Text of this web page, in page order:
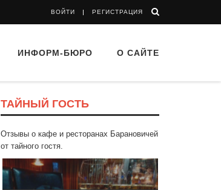
ВОЙТИ РЕГИСТРАЦИЯ
ИНФОРМ-БЮРО О САЙТЕ
ТАЙНЫЙ ГОСТЬ
Отзывы о кафе и ресторанах Барановичей
от тайного гостя.